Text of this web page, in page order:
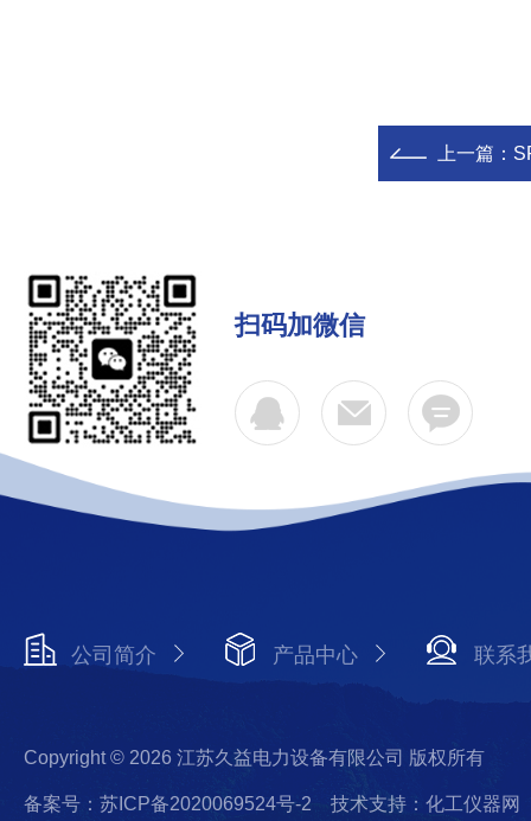
上一篇：
扫码加微信
公司简介 产品中心 联系
Copyright © 2026 江苏久益电力设备有限公司 版权所有
备案号：苏ICP备2020069524号-2
技术支持：化工仪器网